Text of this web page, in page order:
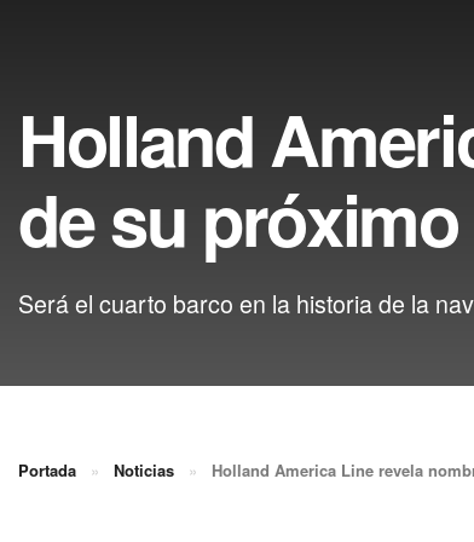
Holland
de su
Será el cuarto barco en la historia de la
Portada » Noticias » Holland America Line revela